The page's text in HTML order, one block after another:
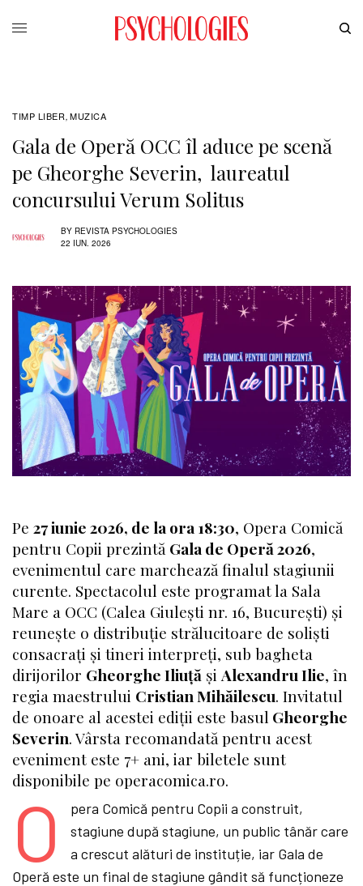
TIMP LIBER , MUZICA
Gala de Operă OCC îl aduce pe scenă
pe Gheorghe Severin, laureatul
concursului Verum Solitus
BY REVISTA PSYCHOLOGIES
22 IUN. 2026
Pe 27 iunie 2026, de la ora 18:30, Opera Comică
pentru Copii prezintă Gala de Operă 2026,
evenimentul care marchează finalul stagiunii
curente. Spectacolul este programat la Sala
Mare a OCC (Calea Giulești nr. 16, București) și
reunește o distribuție strălucitoare de soliști
consacrați și tineri interpreți, sub bagheta
dirijorilor Gheorghe Iliuță și Alexandru Ilie, în
regia maestrului Cristian Mihăilescu. Invitatul
de onoare al acestei ediții este basul Gheorghe
Severin. Vârsta recomandată pentru acest
eveniment este 7+ ani, iar biletele sunt
disponibile pe operacomica.ro.
O
pera Comică pentru Copii a construit,
stagiune după stagiune, un public tânăr care
a crescut alături de instituție, iar Gala de
Operă este un final de stagiune gândit să funcționeze